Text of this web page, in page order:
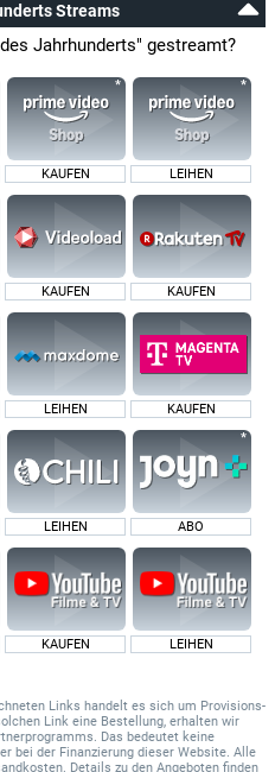
Streams
Jahrhunderts" gestreamt?
KAUFEN LEIHEN
KAUFEN KAUFEN
LEIHEN KAUFEN
LEIHEN ABO
KAUFEN LEIHEN
Links handelt es sich um Provisions-
Link eine Bestellung, erhalten wir
Das bedeutet keine
bei der Finanzierung dieser Website. Alle
Details zu den Angeboten finden